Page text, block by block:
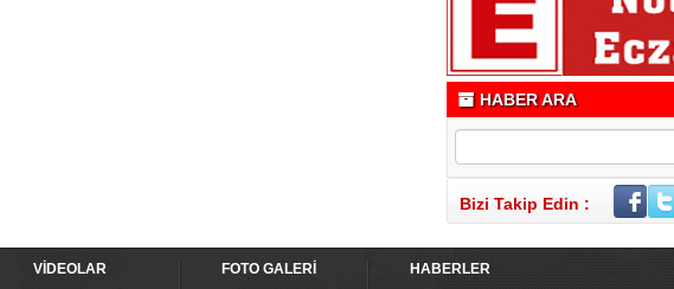
HABER ARA
Bizi Takip Edin :
VİDEOLAR
FOTO GALERİ
HABERLER